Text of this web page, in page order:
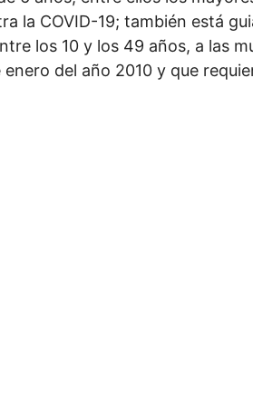
la COVID-19; también está
los 10 y los 49 años, a las
del año 2010 y que